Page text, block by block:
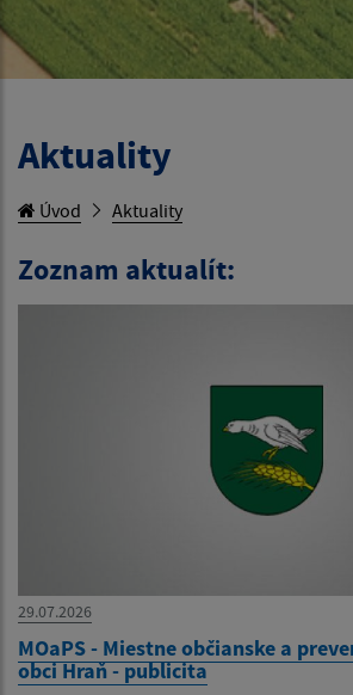
Aktuality
Úvod Aktuality
Zoznam aktualít:
29.07.2026
MOaPS - Miestne občianske a
obci Hraň - publicita